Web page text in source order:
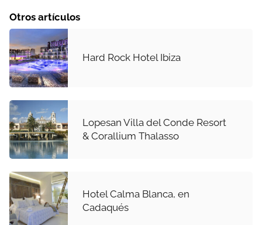
Otros artículos
Hard Rock Hotel Ibiza
Lopesan Villa del Conde Resort
& Corallium Thalasso
Hotel Calma Blanca, en
Cadaqués